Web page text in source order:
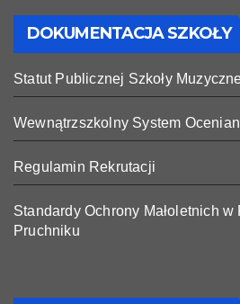
DOKUMENTACJA SZKOŁY
Statut Publicznej Szkoły
Wewnątrzszkolny System
Regulamin Rekrutacji
Standardy Ochrony Małoletnich w
Pruchniku